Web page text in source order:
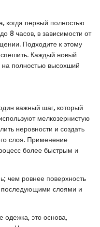
когда первый полностью
8 часов, в зависимости от
Подходите к этому
спешить. Каждый новый
полностью высохший
важный шаг, который
мелкозернистую
неровности и создать
слоя. Применение
более быстрым и
чем ровнее поверхность
последующими слоями и
одежка, это основа,